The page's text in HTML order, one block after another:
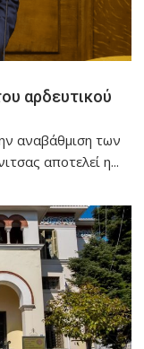
αρδευτικού
αναβάθμιση των
αποτελεί η...